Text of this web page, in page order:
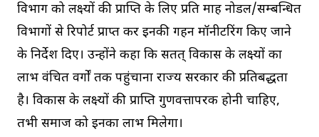
विभाग को लक्ष्यों की प्राप्ति के लिए प्रति माह नोडल/सम्बन्धित
विभागों से रिपोर्ट प्राप्त कर इनकी गहन मॉनीटरिंग किए जाने
के निर्देश दिए। उन्होंने कहा कि सतत् विकास के लक्ष्यों का
लाभ वंचित वर्गों तक पहुंचाना राज्य सरकार की प्रतिबद्धता
है। विकास के लक्ष्यों की प्राप्ति गुणवत्तापरक होनी चाहिए,
तभी समाज को इनका लाभ मिलेगा।